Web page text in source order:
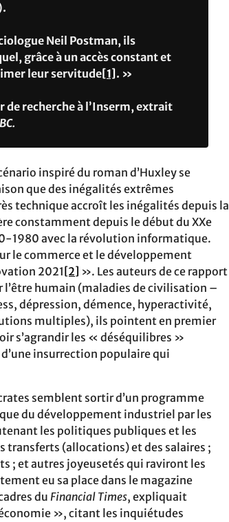
Neil Postman, ils
grâce à un accès constant et
leur servitude[1] . »
recherche à l’Inserm, extrait
inspiré du roman d’Huxley se
que des inégalités extrêmes
technique accroît les inégalités depuis la
constamment depuis le début du XXe
1980 avec la révolution informatique.
le commerce et le développement
2021 [2] ». Les auteurs de ce rapport
l’être humain (maladies de civilisation –
dépression, démence, hyperactivité,
multiples), ils pointent en premier
s’agrandir les « déséquilibres »
insurrection populaire qui
semblent sortir d’un programme
du développement industriel par les
les politiques publiques et les
(allocations) et des salaires ;
; et autres joyeusetés qui raviront les
eu sa place dans le magazine
du Financial Times, expliquait
», citant les inquiétudes